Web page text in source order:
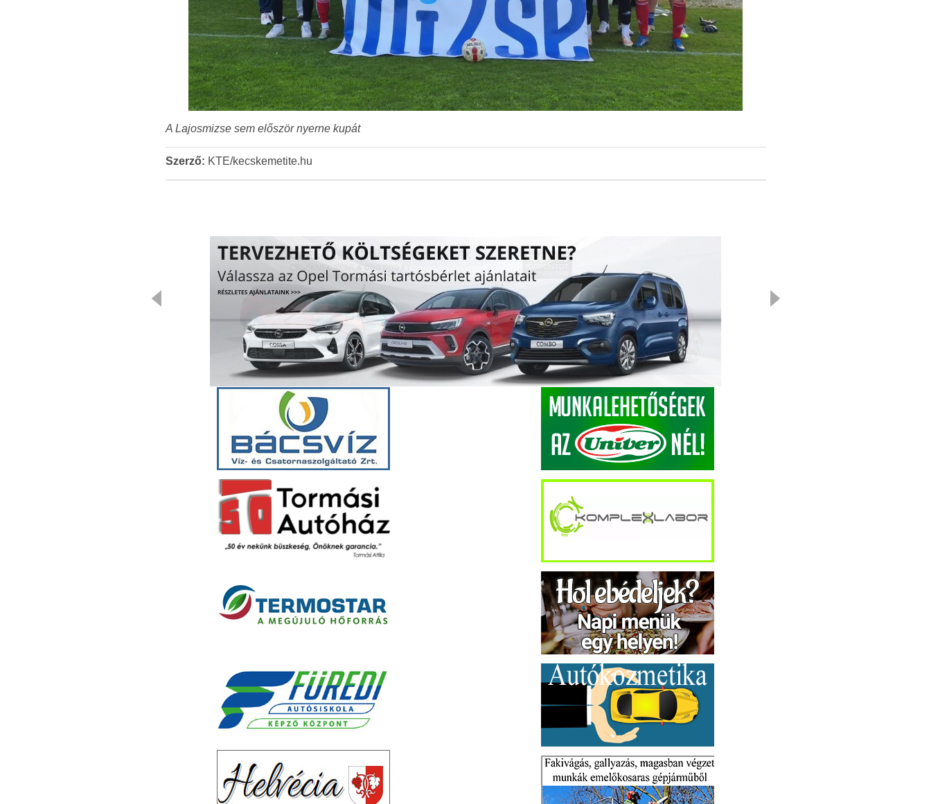
A Lajosmizse sem először nyerne kupát
Szerző: KTE/kecskemetite.hu